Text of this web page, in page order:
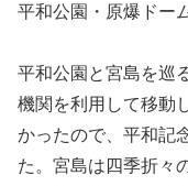
平和公園・原爆ドー
平和公園と宮島を巡
機関を利用して移動
かったので、平和記
た。宮島は四季折々